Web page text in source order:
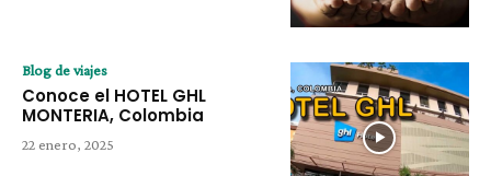
Blog de viajes
Conoce el HOTEL GHL
MONTERIA, Colombia
22 enero, 2025